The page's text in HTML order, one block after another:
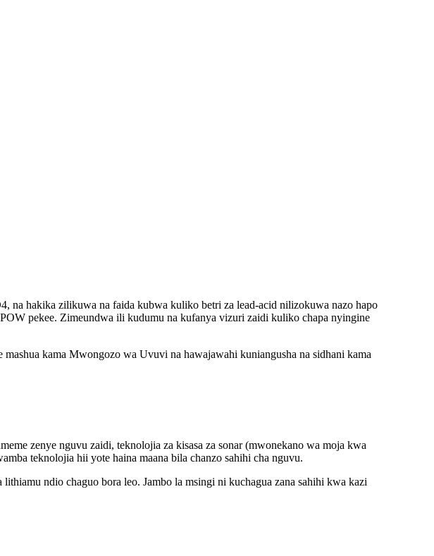
na hakika zilikuwa na faida kubwa kuliko betri za lead-acid nilizokuwa nazo hapo
pekee. Zimeundwa ili kudumu na kufanya vizuri zaidi kuliko chapa nyingine
kama Mwongozo wa Uvuvi na hawajawahi kuniangusha na sidhani kama
zenye nguvu zaidi, teknolojia za kisasa za sonar (mwonekano wa moja kwa
teknolojia hii yote haina maana bila chanzo sahihi cha nguvu.
ndio chaguo bora leo. Jambo la msingi ni kuchagua zana sahihi kwa kazi